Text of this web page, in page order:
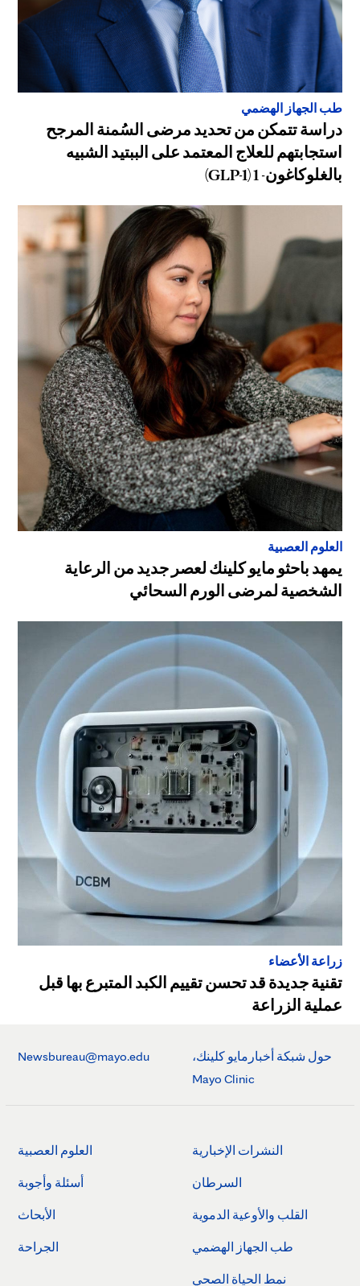
طب الجهاز الهضمي
دراسة تتمكن من تحديد مرضى السُمنة المرجح
استجابتهم للعلاج المعتمد على الببتيد الشبيه
بالغلوكاغون- 1 (GLP-1)
العلوم العصبية
يمهد باحثو مايو كلينك لعصر جديد من الرعاية
الشخصية لمرضى الورم السحائي
زراعة الأعضاء
تقنية جديدة قد تحسن تقييم الكبد المتبرع بها قبل
عملية الزراعة
حول شبكة أخبارمايو كلينك،
Mayo Clinic
Newsbureau@mayo.edu
النشرات الإخبارية
السرطان
القلب والأوعية الدموية
طب الجهاز الهضمي
نمط الحياة الصحي
العلوم العصبية
أسئلة وأجوبة
الأبحاث
الجراحة